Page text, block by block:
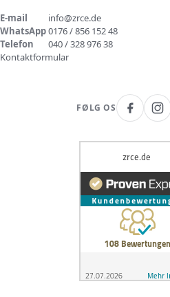
E-mail
info@zrce.de
WhatsApp0176 / 856 152 48
Telefon
040 / 328 976 38
Kontaktformular
FØLG OS